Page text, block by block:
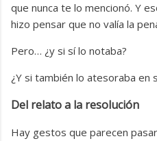
que nunca te lo mencionó. Y
hizo pensar que no valía la
Pero… ¿y si sí lo notaba?
¿Y si también lo atesoraba en
Del relato a la resolución
Hay gestos que parecen